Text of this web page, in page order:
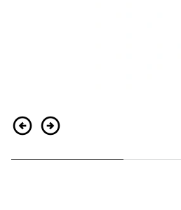
IndietroContinua